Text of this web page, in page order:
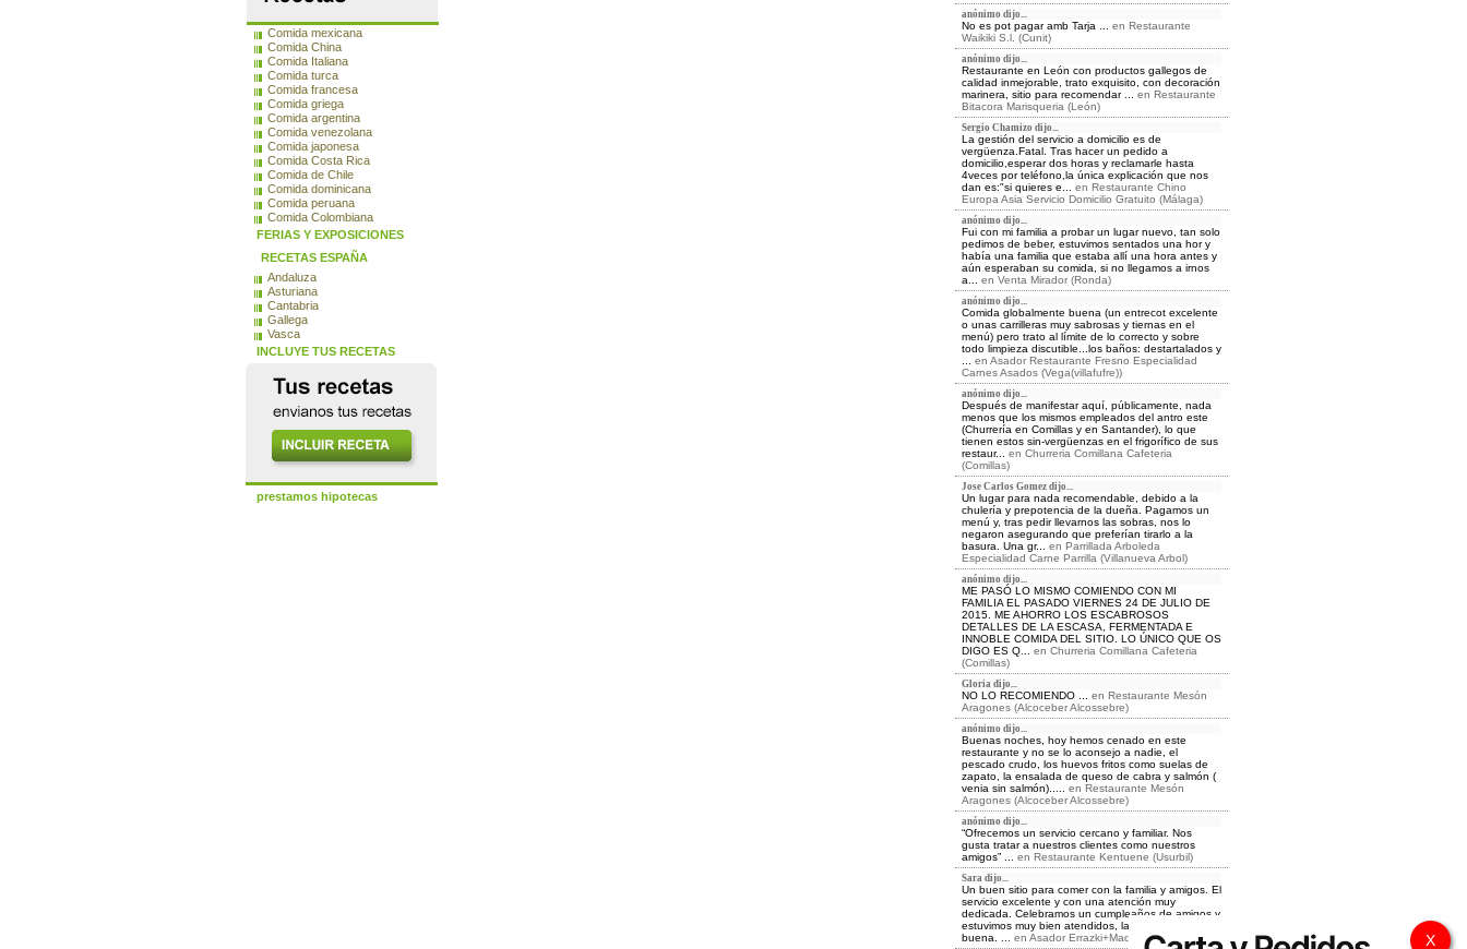
X
Comida mexicana
Comida China
Comida Italiana
Comida turca
Comida francesa
Comida griega
Comida argentina
Comida venezolana
Comida japonesa
Comida Costa Rica
Comida de Chile
Comida dominicana
Comida peruana
Comida Colombiana
FERIAS Y EXPOSICIONES
RECETAS ESPAÑA
Andaluza
Asturiana
Cantabria
Gallega
Vasca
INCLUYE TUS RECETAS
prestamos hipotecas
anónimo dijo...
No es pot pagar amb Tarja ... en Restaurante
Waikiki S.l. (Cunit)
anónimo dijo...
Restaurante en León con productos gallegos de
calidad inmejorable, trato exquisito, con decoración
marinera, sitio para recomendar ... en Restaurante
Bitacora Marisqueria (León)
Sergio Chamizo dijo...
La gestión del servicio a domicilio es de
vergüenza.Fatal. Tras hacer un pedido a
domicilio,esperar dos horas y reclamarle hasta
4veces por teléfono,la única explicación que nos
dan es:"si quieres e... en Restaurante Chino
Europa Asia Servicio Domicilio Gratuito (Málaga)
anónimo dijo...
Fui con mi familia a probar un lugar nuevo, tan solo
pedimos de beber, estuvimos sentados una hor y
había una familia que estaba allí una hora antes y
aún esperaban su comida, si no llegamos a irnos
a... en Venta Mirador (Ronda)
anónimo dijo...
Comida globalmente buena (un entrecot excelente
o unas carrilleras muy sabrosas y tiernas en el
menú) pero trato al límite de lo correcto y sobre
todo limpieza discutible...los baños: destartalados y
en Asador Restaurante Fresno Especialidad
Carnes Asados (Vega(villafufre))
anónimo dijo...
Después de manifestar aquí, públicamente, nada
menos que los mismos empleados del antro este
(Churrería en Comillas y en Santander), lo que
tienen estos sin-vergüenzas en el frigorífico de sus
restaur... en Churreria Comillana Cafeteria
(Comillas)
Jose Carlos Gomez dijo...
Un lugar para nada recomendable, debido a la
chulería y prepotencia de la dueña. Pagamos un
menú y, tras pedir llevarnos las sobras, nos lo
negaron asegurando que preferían tirarlo a la
basura. Una gr... en Parrillada Arboleda
Especialidad Carne Parrilla (Villanueva Arbol)
anónimo dijo...
ME PASÓ LO MISMO COMIENDO CON MI
FAMILIA EL PASADO VIERNES 24 DE JULIO DE
2015. ME AHORRO LOS ESCABROSOS
DETALLES DE LA ESCASA, FERMENTADA E
INNOBLE COMIDA DEL SITIO. LO ÚNICO QUE OS
DIGO ES Q... en Churreria Comillana Cafeteria
(Comillas)
Gloria dijo...
NO LO RECOMIENDO ... en Restaurante Mesón
Aragones (Alcoceber Alcossebre)
anónimo dijo...
Buenas noches, hoy hemos cenado en este
restaurante y no se lo aconsejo a nadie, el
pescado crudo, los huevos fritos como suelas de
zapato, la ensalada de queso de cabra y salmón (
venia sin salmón)..... en Restaurante Mesón
Aragones (Alcoceber Alcossebre)
anónimo dijo...
“Ofrecemos un servicio cercano y familiar. Nos
gusta tratar a nuestros clientes como nuestros
amigos” ... en Restaurante Kentuene (Usurbil)
Sara dijo...
Un buen sitio para comer con la familia y amigos. El
servicio excelente y con una atención muy
dedicada. Celebramos un cumpleaños de amigos y
estuvimos muy bien atendidos, la comida muy
buena. ... en Asador Errazki+Madrid